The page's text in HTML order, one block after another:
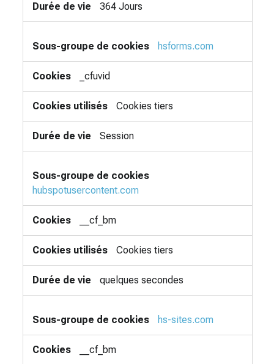
364 Jours
hsforms.com
_cfuvid
Cookies tiers
Session
hubspotusercontent.com
__cf_bm
Cookies tiers
quelques secondes
hs-sites.com
__cf_bm